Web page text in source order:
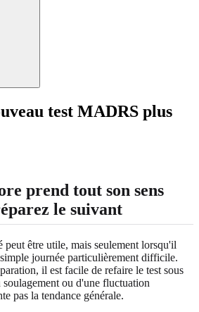
test MADRS plus
prend tout son sens
le suivant
être utile, mais seulement lorsqu'il
journée particulièrement difficile.
il est facile de refaire le test sous
ou d'une fluctuation
pas la tendance générale.